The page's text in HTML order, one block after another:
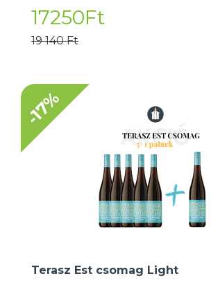
17250Ft
19 140 Ft
-17%
Terasz Est csomag Light